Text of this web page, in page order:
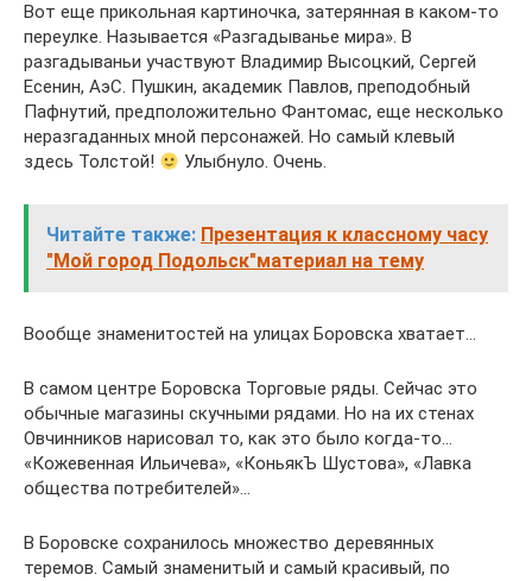
Вот еще прикольная картиночка, затерянная в каком-то
переулке. Называется «Разгадыванье мира». В
разгадываньи участвуют Владимир Высоцкий, Сергей
Есенин, АэС. Пушкин, академик Павлов, преподобный
Пафнутий, предположительно Фантомас, еще несколько
неразгаданных мной персонажей. Но самый клевый
здесь Толстой!
Улыбнуло. Очень.
Читайте также: Презентация к классному часу
"Мой город Подольск"материал на тему
Вообще знаменитостей на улицах Боровска хватает…
В самом центре Боровска Торговые ряды. Сейчас это
обычные магазины скучными рядами. Но на их стенах
Овчинников нарисовал то, как это было когда-то…
«Кожевенная Ильичева», «КоньякЪ Шустова», «Лавка
общества потребителей»…
В Боровске сохранилось множество деревянных
теремов. Самый знаменитый и самый красивый, по